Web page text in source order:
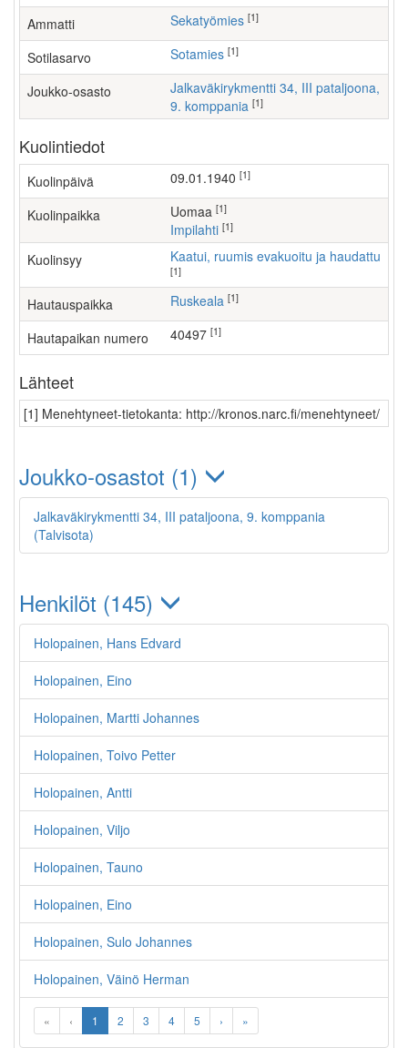
Ammatti sekatyömies [1]
Sotilasarvo Sotamies [1]
Joukko-osasto
Jalkaväkirykmentti 34, III pataljoona,
9. komppania [1]
Kuolintiedot
Kuolinpäivä 09.01.1940 [1]
Kuolinpaikka Uomaa [1]
Impilahti [1]
Kuolinsyy Kaatui, ruumis evakuoitu ja haudattu
[1]
Hautauspaikka Ruskeala [1]
Hautapaikan numero 40497 [1]
Lähteet
[1] Menehtyneet-tietokanta: http://kronos.narc.fi/menehtyneet/
Joukko-osastot (1)
Jalkaväkirykmentti 34, III pataljoona, 9. komppania
(Talvisota)
Henkilöt (145)
Holopainen, Hans Edvard
Holopainen, Eino
Holopainen, Martti Johannes
Holopainen, Toivo Petter
Holopainen, Antti
Holopainen, Viljo
Holopainen, Tauno
Holopainen, Eino
Holopainen, Sulo Johannes
Holopainen, Väinö Herman
« ‹ 1 2 3 4 5 › »